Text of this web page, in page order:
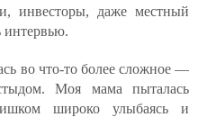
инвесторы, даже местный
интервью.
во что-то более сложное —
Моя мама пыталась
широко улыбаясь и